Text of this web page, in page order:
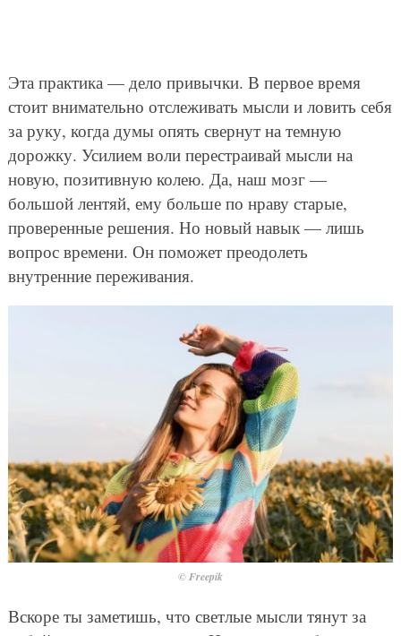
Эта практика — дело привычки. В первое время
стоит внимательно отслеживать мысли и ловить себя
за руку, когда думы опять свернут на темную
дорожку. Усилием воли перестраивай мысли на
новую, позитивную колею. Да, наш мозг —
большой лентяй, ему больше по нраву старые,
проверенные решения. Но новый навык — лишь
вопрос времени. Он поможет преодолеть
внутренние переживания.
© Freepik
Вскоре ты заметишь, что светлые мысли тянут за